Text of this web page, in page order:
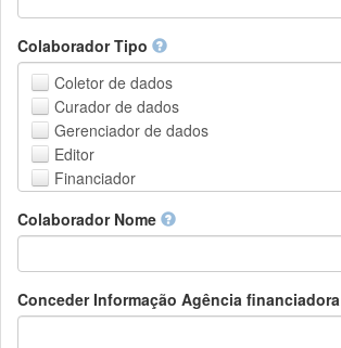
Aymara
Azerbaijani
Bambara
Bashkir
Basque
Belarusian
Bengali, Bangla
Bislama
Breton
Bulgarian
Burmese
Colaborador Tipo
Coletor de dados
Curador de dados
Gerenciador de dados
Editor
Financiador
Líder do projeto
Membro do projeto
Pessoa Relacionada
Pesquisador
Colaborador Nome
Conceder Informação Agência financiadora